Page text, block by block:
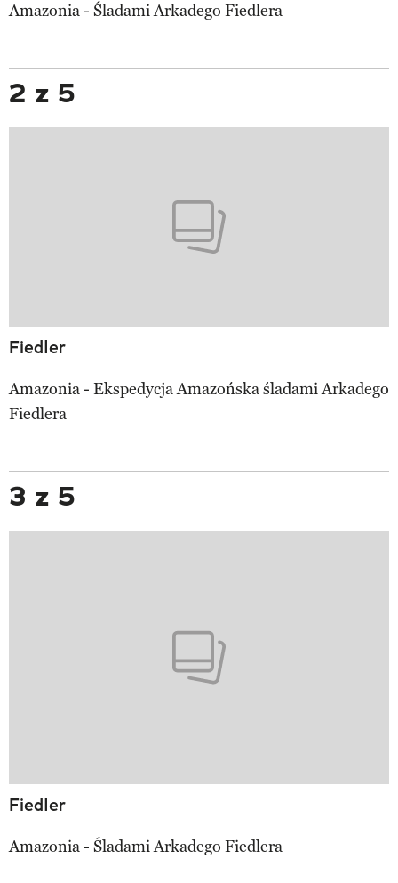
Amazonia - Śladami Arkadego Fiedlera
2 z 5
Fiedler
Amazonia - Ekspedycja Amazońska śladami Arkadego
Fiedlera
3 z 5
Fiedler
Amazonia - Śladami Arkadego Fiedlera